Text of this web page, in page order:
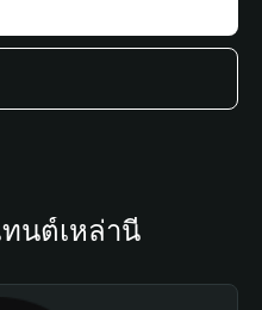
นต์เหล่านี้